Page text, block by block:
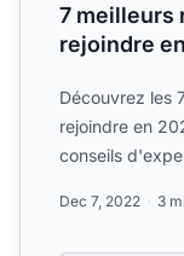
7 meilleurs
rejoindre
Découvrez les
rejoindre en
conseils
Dec 7, 2022 3